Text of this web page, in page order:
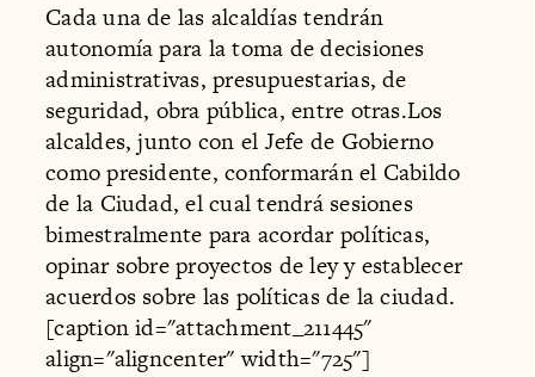
Cada una de las alcaldías tendrán
autonomía para la toma de decisiones
administrativas, presupuestarias, de
seguridad, obra pública, entre otras.Los
alcaldes, junto con el Jefe de Gobierno
como presidente, conformarán el Cabildo
de la Ciudad, el cual tendrá sesiones
bimestralmente para acordar políticas,
opinar sobre proyectos de ley y establecer
acuerdos sobre las políticas de la ciudad.
[caption id="attachment_211445"
align="aligncenter" width="725"]